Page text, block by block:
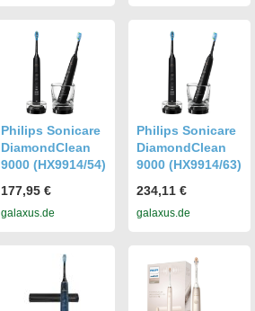
Philips Sonicare
DiamondClean
9000 (HX9914/54)
177,95 €
galaxus.de
Philips Sonicare
DiamondClean
9000 (HX9914/63)
234,11 €
galaxus.de